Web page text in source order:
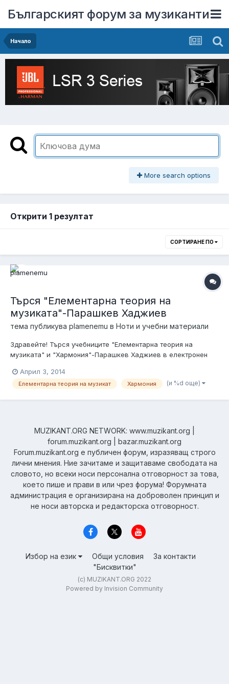
Българският форум за музиканти
Начало
More search options
Открити 1 резултат
СОРТИРАНЕ ПО
Търся "Елементарна теория на
музиката"-Парашкев Хаджиев
тема публикува plamenemu в Ноти и учебни материали
Здравейте! Търся учебниците "Елементарна теория на
музиката" и "Хармония"-Парашкев Хаджиев в електронен
или да ми ги прати? Пощата ми е plamenemu@gmail.com
Благодаря предварително!
Април 3, 2014
Елементарна теория на музикат Хармония (и %d още)
MUZIKANT.ORG NETWORK: www.muzikant.org |
forum.muzikant.org | bazar.muzikant.org
Forum.muzikant.org е публичен форум, изразяващ строго
лични мнения. Ние зачитаме и защитаваме свободата на
словото, но всеки носи персонална отговорност за това,
което пише и прави в или чрез форума! Форумната
администрация е организирана на доброволен принцип и
не носи авторска и редакторска отговорност.
Избор на език Общи условия
За контакти
"Бисквитки"
(c) MUZIKANT.ORG 2022
Powered by Invision Community